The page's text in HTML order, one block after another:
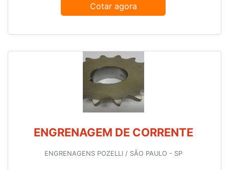
Cotar agora
ENGRENAGEM DE CORRENTE
ENGRENAGENS POZELLI / SÃO PAULO - SP